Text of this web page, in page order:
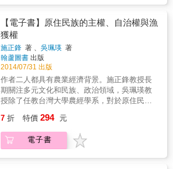
的視野上，觀察政策及實務的權衡關係，也有
非常務實和直接的分析，頗能釐清資源運用的
根源問題，進而省思永續發展的影響與價值。
【電子書】原住民族的主權、自治權與漁
獲權
施正鋒 著 、吳珮瑛 著
翰蘆圖書 出版
2014/07/31 出版
作者二人都具有農業經濟背景。施正鋒教授長
期關注多元文化和民族、政治領域，吳珮瑛教
授除了任教台灣大學農經學系，對於原住民族
章的合集。全書主要以主權作為基礎架構，探
討加拿大、紐西蘭、澳洲、臺灣原住民族的主
權、自治權與漁獲權問題，討論範圍擴及行
7 折 特價 294 元
電子書